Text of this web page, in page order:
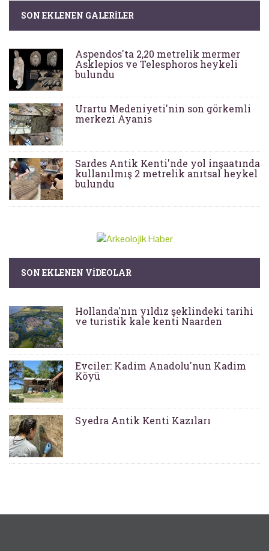
SON EKLENEN GALERILER
Aspendos'ta 2,20 metrelik mermer
Asklepios ve Telesphoros heykeli
bulundu
Urartu Medeniyeti'nin son görkemli
merkezi Ayanis
Sardes Antik Kenti'nde yol inşaatında
kullanılmış 2 metrelik anıtsal heykel
bulundu
SON EKLENEN VIDEOLAR
Hollanda'nın yıldız şeklindeki tarihi
ve turistik kale kenti Naarden
Evciler: Kadim Anadolu'nun Kadim
Köyü
Syedra Antik Kenti Kazıları